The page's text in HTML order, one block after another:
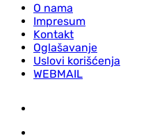
O nama
Impresum
Kontakt
Oglašavanje
Uslovi korišćenja
WEBMAIL